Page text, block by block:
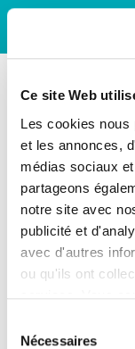
Ce site Web
Les cookies nous
et les annonces,
médias sociaux
partageons
notre site avec
publicité et
avec d'autres
ou qu'ils ont
Nécessaires